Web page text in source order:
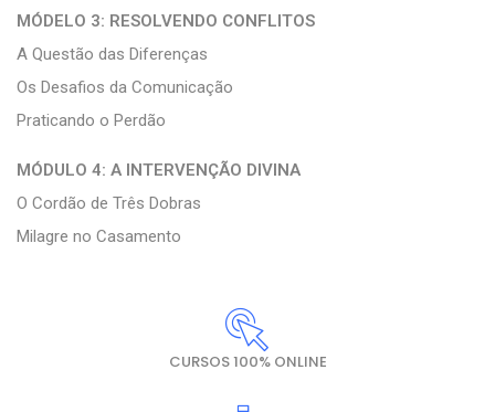
MÓDELO 3: RESOLVENDO CONFLITOS
A Questão das Diferenças
Os Desafios da Comunicação
Praticando o Perdão
MÓDULO 4: A INTERVENÇÃO DIVINA
O Cordão de Três Dobras
Milagre no Casamento
CURSOS 100% ONLINE